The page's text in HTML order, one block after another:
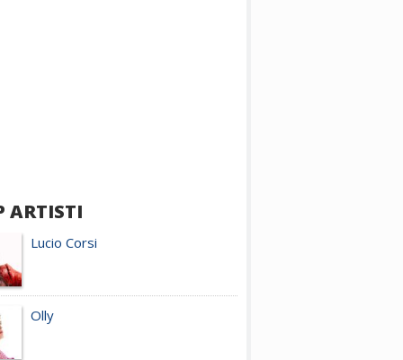
ARTISTI
Lucio Corsi
Olly